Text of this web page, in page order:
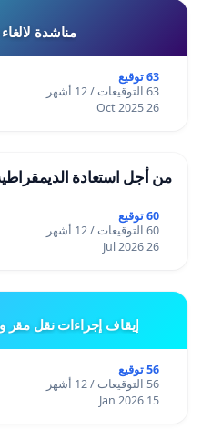
مناشدة
63 توقيع
63 التوقيعات / 12 أشهر
26 Oct 2025
من أجل استعادة
60 توقيع
60 التوقيعات / 12 أشهر
26 Jul 2026
إيقاف إجراءات نقل مقر
56 توقيع
56 التوقيعات / 12 أشهر
15 Jan 2026